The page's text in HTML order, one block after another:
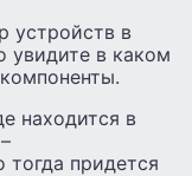
устройств в
увидите в каком
находится в
тогда придется